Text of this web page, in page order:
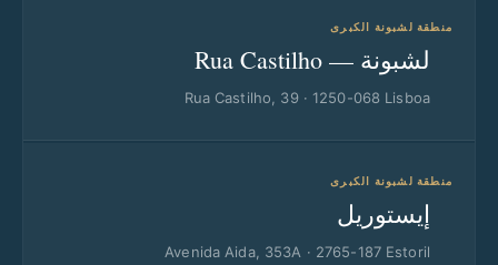
منطقة لشبونة الكبرى
لشبونة — Rua Castilho
Rua Castilho, 39 · 1250-068 Lisboa
منطقة لشبونة الكبرى
إيستوريل
Avenida Aida, 353A · 2765-187 Estoril